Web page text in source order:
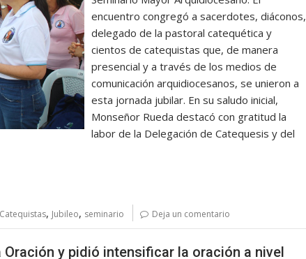
encuentro congregó a sacerdotes, diáconos,
delegado de la pastoral catequética y
cientos de catequistas que, de manera
presencial y a través de los medios de
comunicación arquidiocesanos, se unieron a
esta jornada jubilar. En su saludo inicial,
Monseñor Rueda destacó con gratitud la
labor de la Delegación de Catequesis y del
Catequistas, Jubileo, seminario Deja un comentario
y pidió intensificar la oración a nivel